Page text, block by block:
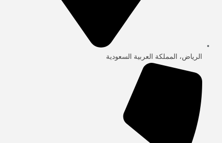
الرياض، المملكة العربية السعودية